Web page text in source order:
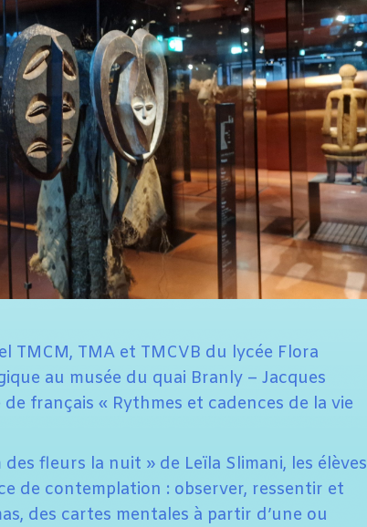
TMCM, TMA et TMCVB du lycée Flora
au musée du quai Branly – Jacques
français « Rythmes et cadences de la vie
fleurs la nuit » de Leïla Slimani, les élèves
de contemplation : observer, ressentir et
des cartes mentales à partir d’une ou